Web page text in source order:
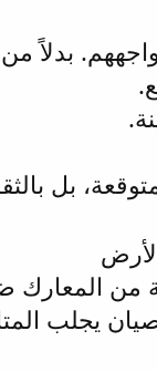
بل
من المعارك
يجلب